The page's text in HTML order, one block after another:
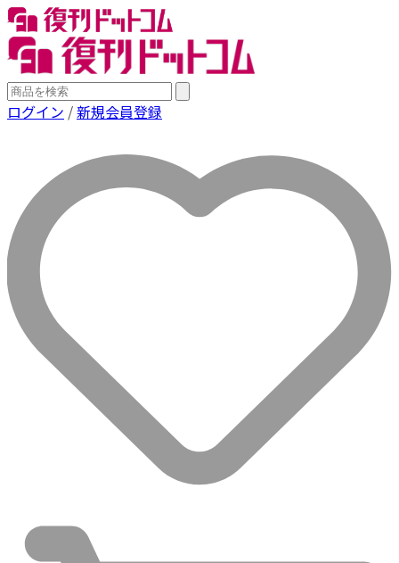
ログイン /新規会員登録